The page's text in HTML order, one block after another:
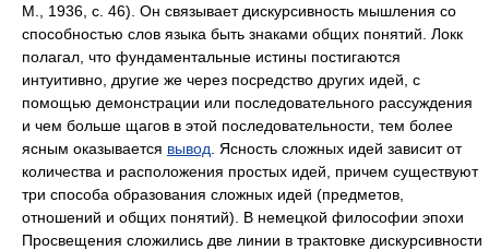
М., 1936, с. 46). Он связывает дискурсивность мышления со
способностью слов языка быть знаками общих понятий. Локк
полагал, что фундаментальные истины постигаются
интуитивно, другие же через посредство других идей, с
помощью демонстрации или последовательного рассуждения
и чем больше щагов в этой последовательности, тем более
ясным оказывается вывод . Ясность сложных идей зависит от
количества и расположения простых идей, причем существуют
три способа образования сложных идей (предметов,
отношений и общих понятий). В немецкой философии эпохи
Просвещения сложились две линии в трактовке дискурсивности